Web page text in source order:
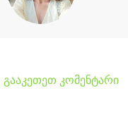
გააკეთეთ კომენტარი